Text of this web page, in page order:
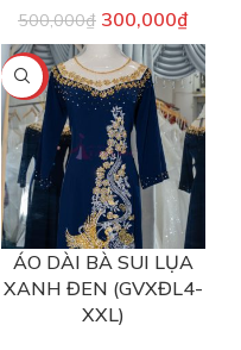
500,000₫ 300,000₫
-40%
ÁO DÀI BÀ SUI LỤA
XANH ĐEN (GVXĐL4-
XXL)